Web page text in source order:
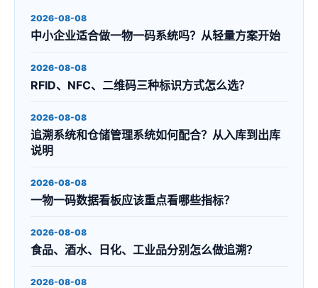
2026-08-08
中小企业适合做一物一码系统吗？从轻量方案开始
2026-08-08
RFID、NFC、二维码三种标识方式怎么选？
2026-08-08
追溯系统和仓储管理系统如何配合？从入库到出库
说明
2026-08-08
一物一码数据看板应该重点看哪些指标？
2026-08-08
食品、酒水、日化、工业品分别怎么做追溯？
2026-08-08